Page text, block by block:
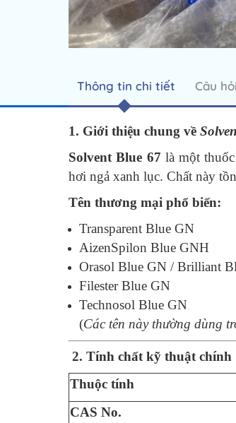
Thông tin chi tiết Câu
1. Giới thiệu chung về
Solvent Blue 67 là một
hơi ngả xanh lục. Chất này
Tên thương mại phổ biến:
Transparent Blue GN
AizenSpilon Blue GNH
Orasol Blue GN / Brilliant
Filester Blue GN
Technosol Blue GN
(Các tên này thường dùng
2. Tính chất kỹ thuật chính
Thuộc tính
CAS No.